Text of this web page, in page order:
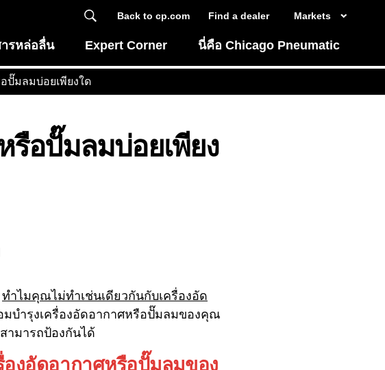
Markets
Back to cp.com Find a dealer
รหล่อลื่น Expert Corner นี่คือ Chicago Pneumatic
ปั๊มลมบ่อยเพียงใด
รือปั๊มลมบ่อยเพียง
ทําไมคุณไม่ทําเช่นเดียวกันกับเครื่องอัด
มบํารุงเครื่องอัดอากาศหรือปั๊มลมของคุณ
ามารถป้องกันได้
งอัดอากาศหรือปั๊มลมของ